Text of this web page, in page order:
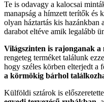
Te is odavagy a kalocsai
manapság a hímzett terítők és
olyan háztartás kis hazánkban
darabot eltéve amik legalább
Világszinten is rajonganak
rengeteg terméket találunk
hogy széles körben elterjedt a
a körmökig bárhol
Külföldi sztárok is